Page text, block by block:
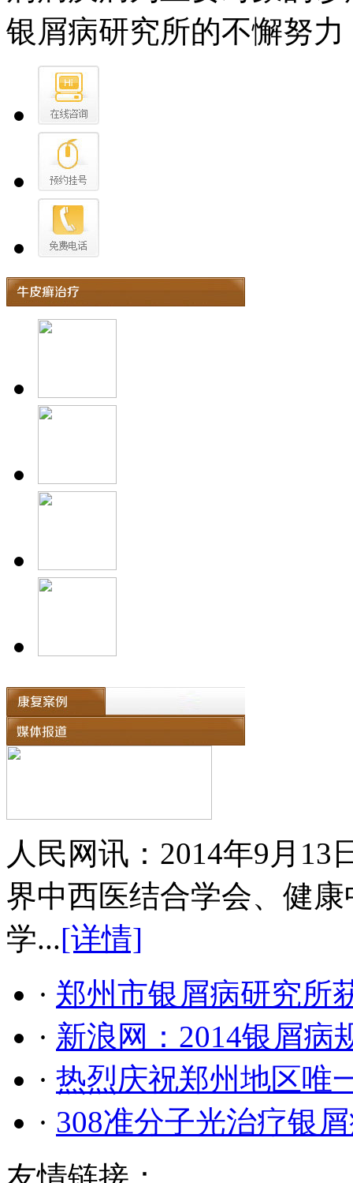
银屑病研究所的不懈努
人民网讯：2014年9月
界中西医结合学会、健
学...[详情]
· 郑州市银屑病研究所
· 新浪网：2014银屑病
· 热烈庆祝郑州地区唯
· 308准分子光治疗银